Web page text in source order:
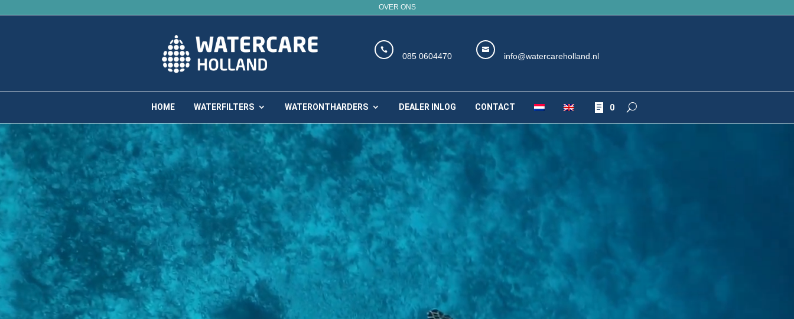
OVER ONS

085 0604470

info@watercareholland.nl
HOME WATERFILTERS WATERONTHARDERS DEALER INLOG CONTACT 0
Videospeler